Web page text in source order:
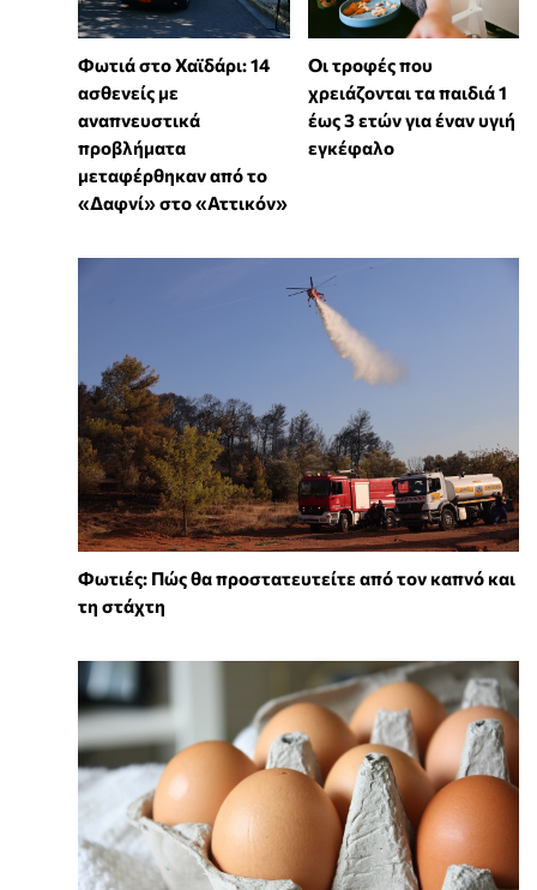
Φωτιά στο Χαϊδάρι: 14
ασθενείς με
αναπνευστικά
προβλήματα
μεταφέρθηκαν από το
«Δαφνί» στο «Αττικόν»
Οι τροφές που
χρειάζονται τα παιδιά 1
έως 3 ετών για έναν υγιή
εγκέφαλο
Φωτιές: Πώς θα προστατευτείτε από τον καπνό και
τη στάχτη